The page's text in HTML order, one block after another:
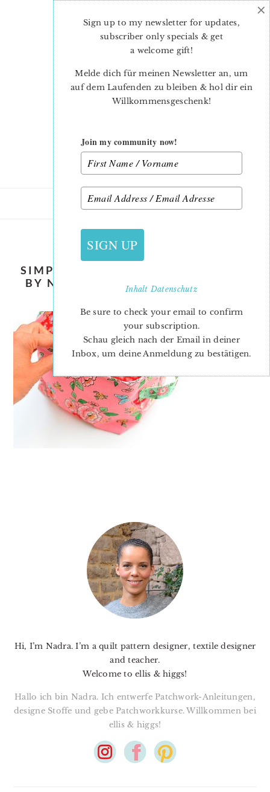
SIMPLE FABRIC BASKET TUTORIAL
BY NADRA RIDGEWAY OF ELLIS &
HIGGS
Hi, I’m Nadra. I’m a quilt pattern designer, textile designer
and teacher.
Welcome to ellis & higgs!
Hallo ich bin Nadra. Ich entwerfe Patchwork-Anleitungen,
designe Stoffe und gebe Patchworkkurse. Willkommen bei
ellis & higgs!
Sign up to my newsletter for updates,
subscriber only specials & get
a welcome gift!
Melde dich für meinen Newsletter an, um
auf dem Laufenden zu bleiben & hol dir ein
Willkommensgeschenk!
Join my community now!
SIGN UP
InhaltDatenschutz
Be sure to check your email to confirm
your subscription.
Schau gleich nach der Email in deiner
Inbox, um deine Anmeldung zu bestätigen.
×